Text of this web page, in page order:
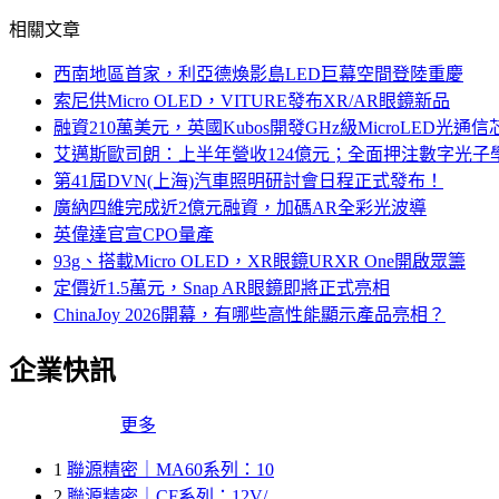
相關文章
西南地區首家，利亞德煥影島LED巨幕空間登陸重慶
索尼供Micro OLED，VITURE發布XR/AR眼鏡新品
融資210萬美元，英國Kubos開發GHz級MicroLED光通信
艾邁斯歐司朗：上半年營收124億元；全面押注數字光子
第41屆DVN(上海)汽車照明研討會日程正式發布！
廣納四維完成近2億元融資，加碼AR全彩光波導
英偉達官宣CPO量產
93g、搭載Micro OLED，XR眼鏡URXR One開啟眾籌
定價近1.5萬元，Snap AR眼鏡即將正式亮相
ChinaJoy 2026開幕，有哪些高性能顯示產品亮相？
企業快訊
更多
1 聯源精密｜MA60系列：10